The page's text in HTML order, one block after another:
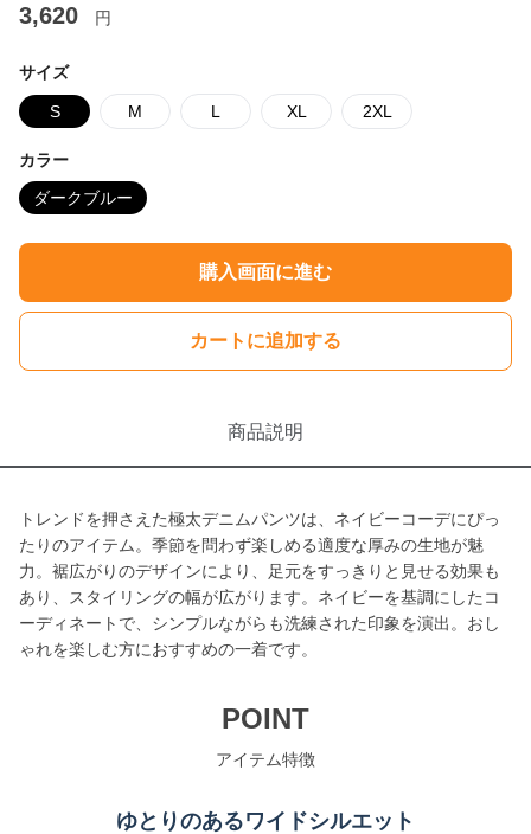
3,620 円
サイズ
S M L XL 2XL
カラー
ダークブルー
購入画面に進む
カートに追加する
商品説明
トレンドを押さえた極太デニムパンツは、ネイビーコーデにぴっ
たりのアイテム。季節を問わず楽しめる適度な厚みの生地が魅
力。裾広がりのデザインにより、足元をすっきりと見せる効果も
あり、スタイリングの幅が広がります。ネイビーを基調にしたコ
ーディネートで、シンプルながらも洗練された印象を演出。おし
ゃれを楽しむ方におすすめの一着です。
POINT
アイテム特徴
ゆとりのあるワイドシルエット